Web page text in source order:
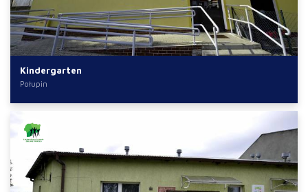
Kindergarten
Połupin